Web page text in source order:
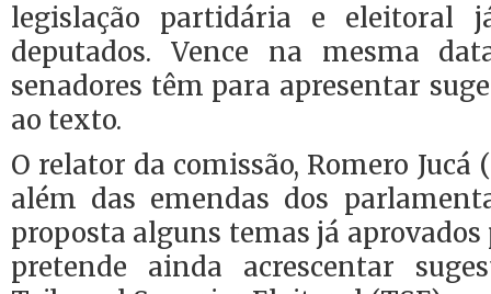
legislação partidária e eleitoral
deputados. Vence na mesma
senadores têm para apresentar
ao texto.
O relator da comissão, Romero Jucá
além das emendas dos
proposta alguns temas já aprovados
pretende ainda acrescentar